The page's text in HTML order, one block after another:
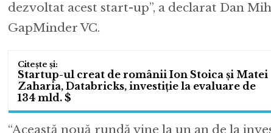
dezvoltat acest start-up”, a declarat Dan
GapMinder VC.
Startup-ul creat de românii Ion Stoica și Matei
Zaharia, Databricks, investiție la evaluare de
134 mld. $
“Această nouă rundă vine la un an de la